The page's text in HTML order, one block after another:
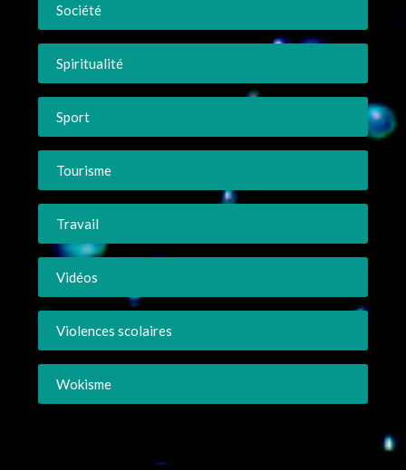
Société
Spiritualité
Sport
Tourisme
Travail
Vidéos
Violences scolaires
Wokisme